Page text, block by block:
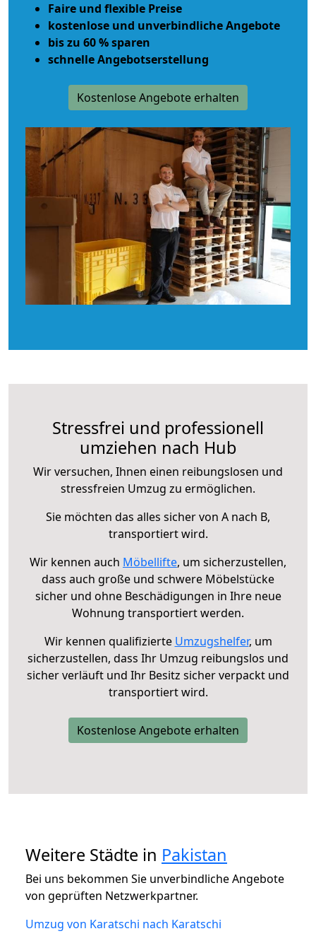
Faire und flexible Preise
kostenlose und unverbindliche Angebote
bis zu 60 % sparen
schnelle Angebotserstellung
Kostenlose Angebote erhalten
Stressfrei und professionell
umziehen nach Hub
Wir versuchen, Ihnen einen reibungslosen und
stressfreien Umzug zu ermöglichen.
Sie möchten das alles sicher von A nach B,
transportiert wird.
Wir kennen auch Möbellifte, um sicherzustellen,
dass auch große und schwere Möbelstücke
sicher und ohne Beschädigungen in Ihre neue
Wohnung transportiert werden.
Wir kennen qualifizierte Umzugshelfer, um
sicherzustellen, dass Ihr Umzug reibungslos und
sicher verläuft und Ihr Besitz sicher verpackt und
transportiert wird.
Kostenlose Angebote erhalten
Weitere Städte in Pakistan
Bei uns bekommen Sie unverbindliche Angebote
von geprüften Netzwerkpartner.
Umzug von Karatschi nach Karatschi